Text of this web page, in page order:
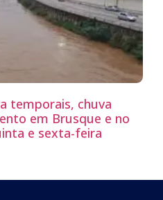
temporais, chuva
em Brusque e no
e sexta-feira